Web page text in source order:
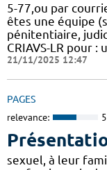
5-77,ou par
êtes une équipe
pénitentiaire,
CRIAVS-LR pour
21/11/2025 12:47
PAGES
relevance:
sexuel, à leur